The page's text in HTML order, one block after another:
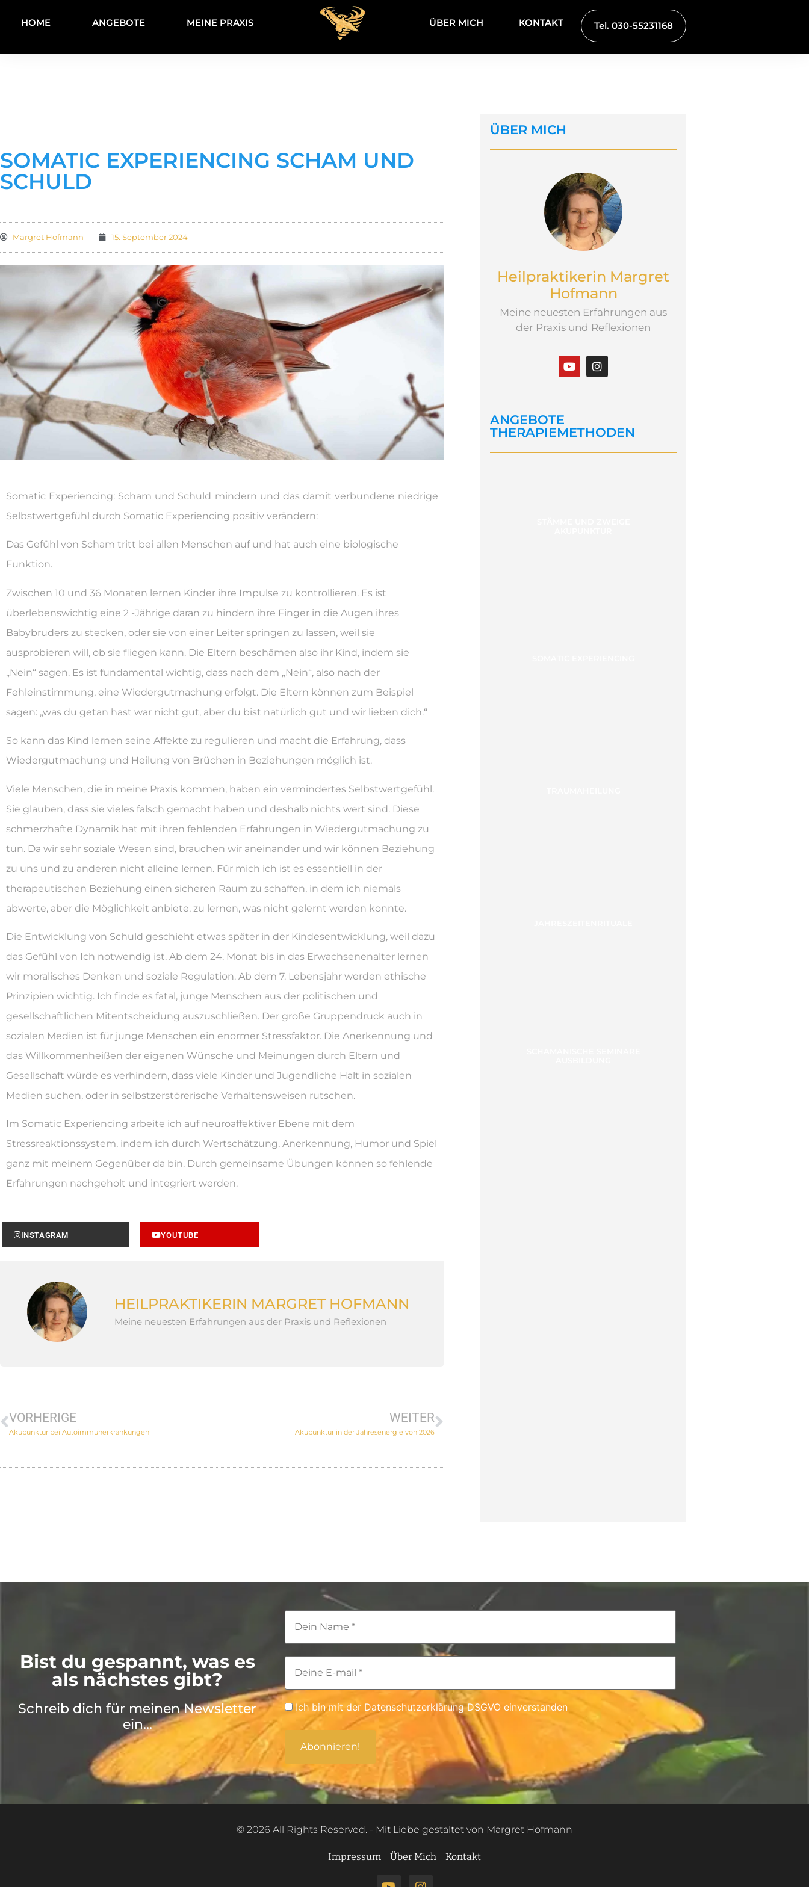
HOME ANGEBOTE MEINE PRAXIS ÜBER MICH KONTAKT Tel. 030-55231168
SOMATIC EXPERIENCING SCHAM UND
SCHULD
Margret Hofmann 15. September 2024
Somatic Experiencing: Scham und Schuld mindern und das damit verbundene niedrige
Selbstwertgefühl durch Somatic Experiencing positiv verändern:
Das Gefühl von Scham tritt bei allen Menschen auf und hat auch eine biologische
Funktion.
Zwischen 10 und 36 Monaten lernen Kinder ihre Impulse zu kontrollieren. Es ist
überlebenswichtig eine 2 -Jährige daran zu hindern ihre Finger in die Augen ihres
Babybruders zu stecken, oder sie von einer Leiter springen zu lassen, weil sie
ausprobieren will, ob sie fliegen kann. Die Eltern beschämen also ihr Kind, indem sie
„Nein“ sagen. Es ist fundamental wichtig, dass nach dem „Nein“, also nach der
Fehleinstimmung, eine Wiedergutmachung erfolgt. Die Eltern können zum Beispiel
sagen: „was du getan hast war nicht gut, aber du bist natürlich gut und wir lieben dich.“
So kann das Kind lernen seine Affekte zu regulieren und macht die Erfahrung, dass
Wiedergutmachung und Heilung von Brüchen in Beziehungen möglich ist.
Viele Menschen, die in meine Praxis kommen, haben ein vermindertes Selbstwertgefühl.
Sie glauben, dass sie vieles falsch gemacht haben und deshalb nichts wert sind. Diese
schmerzhafte Dynamik hat mit ihren fehlenden Erfahrungen in Wiedergutmachung zu
tun. Da wir sehr soziale Wesen sind, brauchen wir aneinander und wir können Beziehung
zu uns und zu anderen nicht alleine lernen. Für mich ich ist es essentiell in der
therapeutischen Beziehung einen sicheren Raum zu schaffen, in dem ich niemals
abwerte, aber die Möglichkeit anbiete, zu lernen, was nicht gelernt werden konnte.
Die Entwicklung von Schuld geschieht etwas später in der Kindesentwicklung, weil dazu
das Gefühl von Ich notwendig ist. Ab dem 24. Monat bis in das Erwachsenenalter lernen
wir moralisches Denken und soziale Regulation. Ab dem 7. Lebensjahr werden ethische
Prinzipien wichtig. Ich finde es fatal, junge Menschen aus der politischen und
gesellschaftlichen Mitentscheidung auszuschließen. Der große Gruppendruck auch in
sozialen Medien ist für junge Menschen ein enormer Stressfaktor. Die Anerkennung und
das Willkommenheißen der eigenen Wünsche und Meinungen durch Eltern und
Gesellschaft würde es verhindern, dass viele Kinder und Jugendliche Halt in sozialen
Medien suchen, oder in selbstzerstörerische Verhaltensweisen rutschen.
Im Somatic Experiencing arbeite ich auf neuroaffektiver Ebene mit dem
Stressreaktionssystem, indem ich durch Wertschätzung, Anerkennung, Humor und Spiel
ganz mit meinem Gegenüber da bin. Durch gemeinsame Übungen können so fehlende
Erfahrungen nachgeholt und integriert werden.
INSTAGRAM YOUTUBE
HEILPRAKTIKERIN MARGRET HOFMANN
Meine neuesten Erfahrungen aus der Praxis und Reflexionen
VORHERIGE
Akupunktur bei Autoimmunerkrankungen
WEITER
Akupunktur in der Jahresenergie von 2026
ÜBER MICH
Heilpraktikerin Margret
Hofmann
Meine neuesten Erfahrungen aus
der Praxis und Reflexionen
ANGEBOTE
THERAPIEMETHODEN
Bist du gespannt, was es
als nächstes gibt?
Schreib dich für meinen Newsletter
ein...
Ich bin mit der Datenschutzerklärung DSGVO einverstanden
© 2026 All Rights Reserved. - Mit Liebe gestaltet von Margret Hofmann
Impressum Über Mich Kontakt